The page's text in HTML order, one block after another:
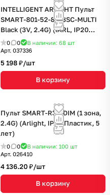
INTELLIGENT ARLIGHT Пульт
SMART-801-52-8G-8SC-MULTI
Black (3V, 2.4G) (IARL, IP20
Пластик, 5 лет)
0 0 В наличии: 68 шт
Арт. 037336
5 198 ₽/шт
В корзину
Пульт SMART-R38-DIM (1 зона,
2.4G) (Arlight, IP20 Пластик, 5
лет)
0 0 В наличии: 100 шт
Арт. 026410
4 136.20 ₽/шт
В корзину